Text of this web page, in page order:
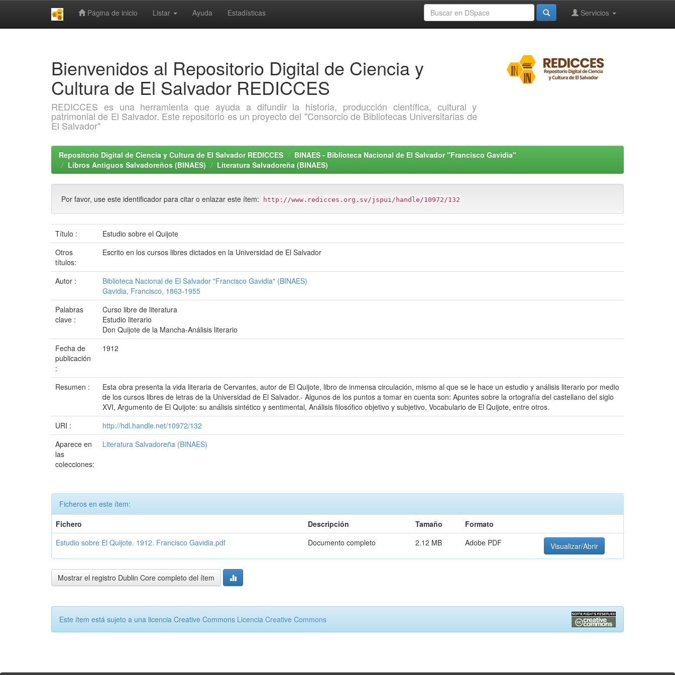
Página de inicio Listar Ayuda Estadísticas Servicios
Bienvenidos al Repositorio Digital de Ciencia y
Cultura de El Salvador REDICCES
REDICCES es una herramienta que ayuda a difundir la historia, producción científica, cultural y
patrimonial de El Salvador. Este repositorio es un proyecto del "Consorcio de Bibliotecas Universitarias de
El Salvador"
Repositorio Digital de Ciencia y Cultura de El Salvador REDICCES
BINAES - Biblioteca Nacional de El Salvador "Francisco Gavidia"
Libros Antiguos Salvadoreños (BINAES)
Literatura Salvadoreña (BINAES)
Por favor, use este identificador para citar o enlazar este ítem: http://www.redicces.org.sv/jspui/handle/10972/132
Título :
Estudio sobre el Quijote
Otros
títulos:
Escrito en los cursos libres dictados en la Universidad de El Salvador
Autor :
Biblioteca Nacional de El Salvador "Francisco Gavidia" (BINAES)
Gavidia, Francisco, 1863-1955
Palabras
clave :
Curso libre de literatura
Estudio literario
Don Quijote de la Mancha-Análisis literario
Fecha de
publicación
:
1912
Resumen :
Esta obra presenta la vida literaria de Cervantes, autor de El Quijote, libro de inmensa circulación, mismo al que se le hace un estudio y análisis literario por medio
de los cursos libres de letras de la Universidad de El Salvador.- Algunos de los puntos a tomar en cuenta son: Apuntes sobre la ortografía del castellano del siglo
XVI, Argumento de El Quijote: su análisis sintético y sentimental, Análisis filosófico objetivo y subjetivo, Vocabulario de El Quijote, entre otros.
URI :
http://hdl.handle.net/10972/132
Aparece en
las
colecciones:
Literatura Salvadoreña (BINAES)
Ficheros en este ítem:
Fichero
Descripción Tamaño
Formato
Estudio sobre El Quijote. 1912. Francisco Gavidia.pdf
Documento completo 2.12 MB Adobe PDF Visualizar/Abrir
Mostrar el registro Dublin Core completo del ítem
Este ítem está sujeto a una licencia Creative Commons Licencia Creative Commons